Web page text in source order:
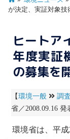
が決定、実証対象技
ヒートア
年度実証
の募集を
【環境一般 調
省／2008.09.16 発
環境省は、平成